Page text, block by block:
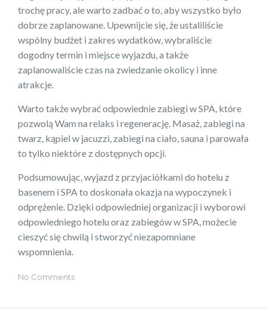
trochę pracy, ale warto zadbać o to, aby wszystko było
dobrze zaplanowane. Upewnijcie się, że ustaliliście
wspólny budżet i zakres wydatków, wybraliście
dogodny termin i miejsce wyjazdu, a także
zaplanowaliście czas na zwiedzanie okolicy i inne
atrakcje.
Warto także wybrać odpowiednie zabiegi w SPA, które
pozwolą Wam na relaks i regenerację. Masaż, zabiegi na
twarz, kąpiel w jacuzzi, zabiegi na ciało, sauna i parowała
to tylko niektóre z dostępnych opcji.
Podsumowując, wyjazd z przyjaciółkami do hotelu z
basenem i SPA to doskonała okazja na wypoczynek i
odprężenie. Dzięki odpowiedniej organizacji i wyborowi
odpowiedniego hotelu oraz zabiegów w SPA, możecie
cieszyć się chwilą i stworzyć niezapomniane
wspomnienia.
No Comments